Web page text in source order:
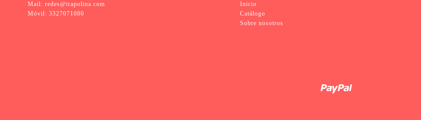
Mail: redes@trapolina.com
Móvil: 3327071080
Inicio
Catálogo
Sobre nosotros